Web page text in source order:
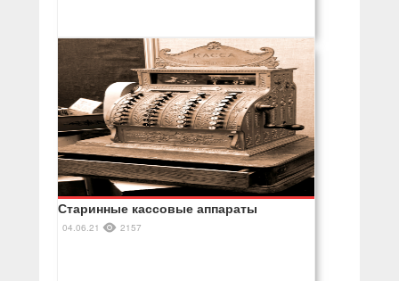
Старинные кассовые аппараты
04.06.21 2157